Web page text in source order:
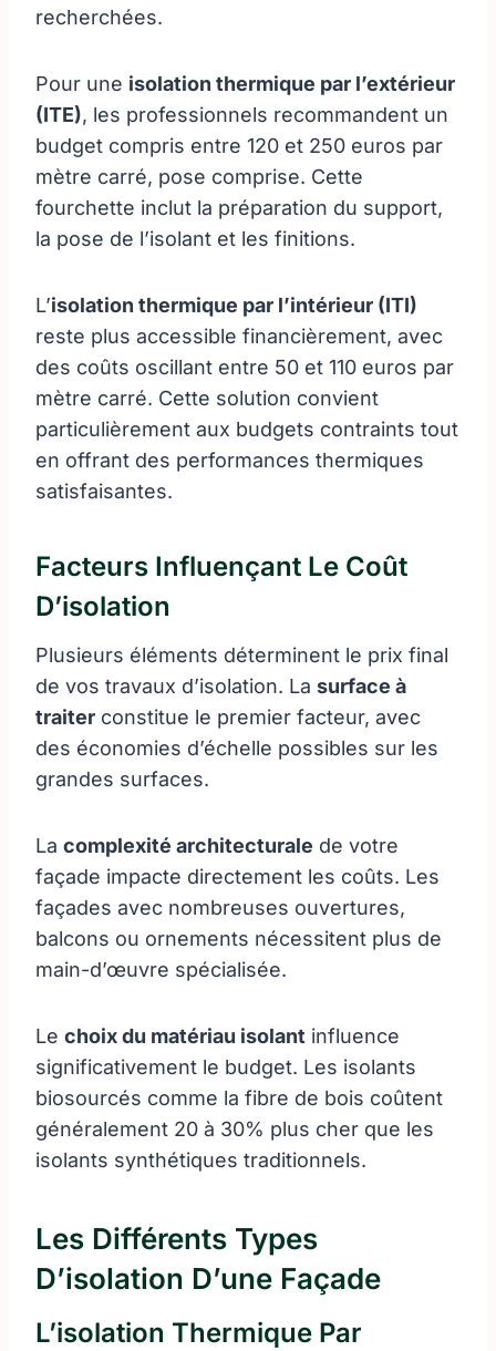
recherchées.
Pour une isolation thermique par l’extérieur
(ITE), les professionnels recommandent un
budget compris entre 120 et 250 euros par
mètre carré, pose comprise. Cette
fourchette inclut la préparation du support,
la pose de l’isolant et les finitions.
L’isolation thermique par l’intérieur (ITI)
reste plus accessible financièrement, avec
des coûts oscillant entre 50 et 110 euros par
mètre carré. Cette solution convient
particulièrement aux budgets contraints tout
en offrant des performances thermiques
satisfaisantes.
Facteurs Influençant Le Coût
D’isolation
Plusieurs éléments déterminent le prix final
de vos travaux d’isolation. La surface à
traiter constitue le premier facteur, avec
des économies d’échelle possibles sur les
grandes surfaces.
La complexité architecturale de votre
façade impacte directement les coûts. Les
façades avec nombreuses ouvertures,
balcons ou ornements nécessitent plus de
main-d’œuvre spécialisée.
Le choix du matériau isolant influence
significativement le budget. Les isolants
biosourcés comme la fibre de bois coûtent
généralement 20 à 30% plus cher que les
isolants synthétiques traditionnels.
Les Différents Types
D’isolation D’une Façade
L’isolation Thermique Par